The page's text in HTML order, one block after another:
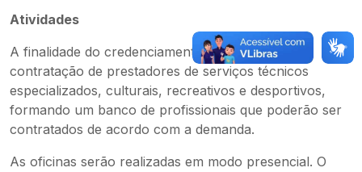
Atividades
A finalidade do credenciamento é efetivar a
contratação de prestadores de serviços técnicos
especializados, culturais, recreativos e desportivos,
formando um banco de profissionais que poderão ser
contratados de acordo com a demanda.
As oficinas serão realizadas em modo presencial. O